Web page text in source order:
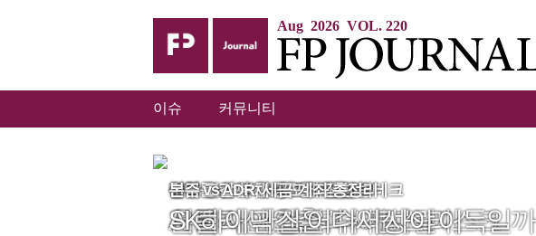
Aug 2026 VOL. 220
이슈 커뮤니티
본주 vs ADR, 세금·계좌 총정리
SK하이닉스, 어디서 사야 이득일까
집값·전셋값·월세 '트리플 상승'
지금 사야 할까, 더 기다릴까
수익률 순서가 노후를 가른다
은퇴자산 인출과 시퀀스 리스크
현금 고갈·부채 공포에 갇힌 빅테크
AI 랠리, 관건은 '수익성'